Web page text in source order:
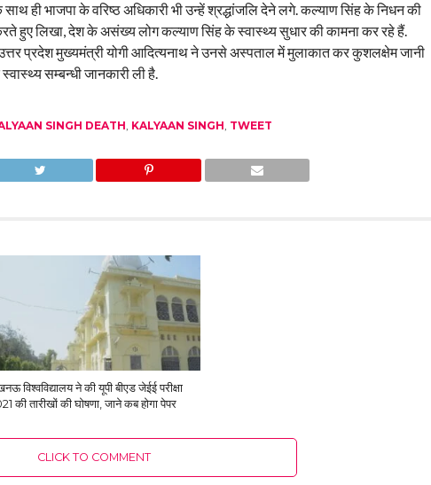
ही भाजपा के वरिष्ठ अधिकारी भी उन्हें श्रद्धांजलि देने लगे. कल्याण सिंह के निधन की
हुए लिखा, देश के असंख्य लोग कल्याण सिंह के स्वास्थ्य सुधार की कामना कर रहे हैं.
प्रदेश मुख्यमंत्री योगी आदित्यनाथ ने उनसे अस्पताल में मुलाकात कर कुशलक्षेम जानी
सम्बन्धी जानकारी ली है.
SINGH DEATH, KALYAAN SINGH, TWEET
विश्वविद्यालय ने की यूपी बीएड जेईई परीक्षा
की तारीखों की घोषणा, जाने कब होगा पेपर
CLICK TO COMMENT